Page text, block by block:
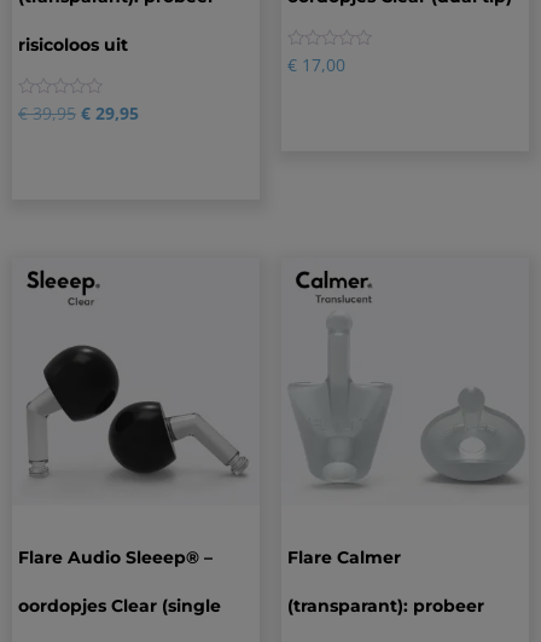
risicoloos uit
0
€39,95 € 29,95
0
€17,00
Flare Audio Sleeep® –
oordopjes Clear (single
Flare Calmer
(transparant): probeer